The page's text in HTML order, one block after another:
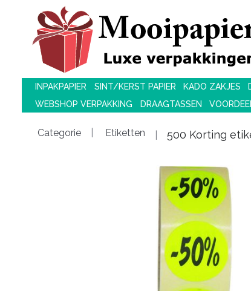
INPAKPAPIER SINT/KERST PAPIER KADO ZAKJES
WEBSHOP VERPAKKING
DRAAGTASSEN
Categorie Etiketten 500 Korting